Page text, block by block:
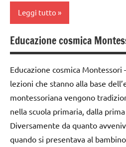
nomenclature
Montessori
SCIENZE
astronomia
TUTORIAL
TUTTI GLI
ARGOMENTI
PER ETA'
DIDATTICA
passato
materiale
didattico
Leggi tutto
costruire i
materiali
Montessori
dai
6
anni
DOWNLOAD
Educazione cosmica
Educazione cosmica Montessori
lezioni che stanno alla base
montessoriana vengono
nella scuola primaria, dalla prima
Diversamente da quanto
quando si presentava al